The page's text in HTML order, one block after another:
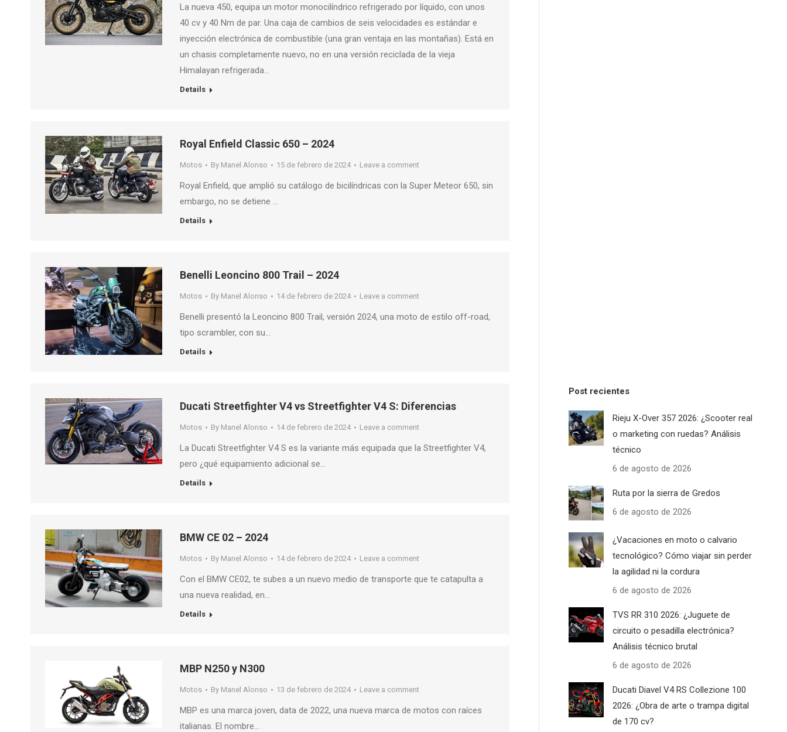
La nueva 450, equipa un motor monocilíndrico refrigerado por líquido, con unos
40 cv y 40 Nm de par. Una caja de cambios de seis velocidades es estándar e
inyección electrónica de combustible (una gran ventaja en las montañas). Está en
un chasis completamente nuevo, no en una versión reciclada de la vieja
Himalayan refrigerada…
Details
Royal Enfield Classic 650 – 2024
Motos By Manel Alonso 15 de febrero de 2024 Leave a comment
Royal Enfield, que amplió su catálogo de bicilíndricas con la Super Meteor 650, sin
embargo, no se detiene …
Details
Benelli Leoncino 800 Trail – 2024
Motos By Manel Alonso 14 de febrero de 2024 Leave a comment
Benelli presentó la Leoncino 800 Trail, versión 2024, una moto de estilo off-road,
tipo scrambler, con su…
Details
Ducati Streetfighter V4 vs Streetfighter V4 S: Diferencias
Motos By Manel Alonso 14 de febrero de 2024 Leave a comment
La Ducati Streetfighter V4 S es la variante más equipada que la Streetfighter V4,
pero ¿qué equipamiento adicional se…
Details
BMW CE 02 – 2024
Motos By Manel Alonso 14 de febrero de 2024 Leave a comment
Con el BMW CE02, te subes a un nuevo medio de transporte que te catapulta a
una nueva realidad, en…
Details
MBP N250 y N300
Motos By Manel Alonso 13 de febrero de 2024 Leave a comment
MBP es una marca joven, data de 2022, una nueva marca de motos con raíces
italianas. El nombre…
Post recientes
Rieju X-Over 357 2026: ¿Scooter real
o marketing con ruedas? Análisis
técnico
6 de agosto de 2026
Ruta por la sierra de Gredos
6 de agosto de 2026
¿Vacaciones en moto o calvario
tecnológico? Cómo viajar sin perder
la agilidad ni la cordura
6 de agosto de 2026
TVS RR 310 2026: ¿Juguete de
circuito o pesadilla electrónica?
Análisis técnico brutal
6 de agosto de 2026
Ducati Diavel V4 RS Collezione 100
2026: ¿Obra de arte o trampa digital
de 170 cv?